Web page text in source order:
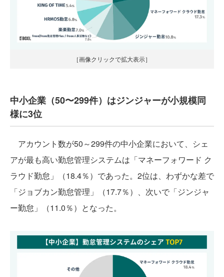
［画像クリックで拡大表示］
中小企業（50〜299件）はジンジャーが小規模同
様に3位
アカウント数が50～299件の中小企業において、シェ
アが最も高い勤怠管理システムは「マネーフォワード ク
ラウド勤怠」（18.4％）であった。2位は、わずかな差で
「ジョブカン勤怠管理」（17.7％）、次いで「ジンジャ
ー勤怠」（11.0％）となった。